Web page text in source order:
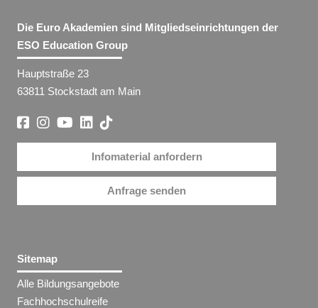
Die Euro Akademien sind Mitgliedseinrichtungen der
ESO Education Group
Hauptstraße 23
63811 Stockstadt am Main
Infomaterial anfordern
Anfrage senden
Sitemap
Alle Bildungsangebote
Fachhochschulreife